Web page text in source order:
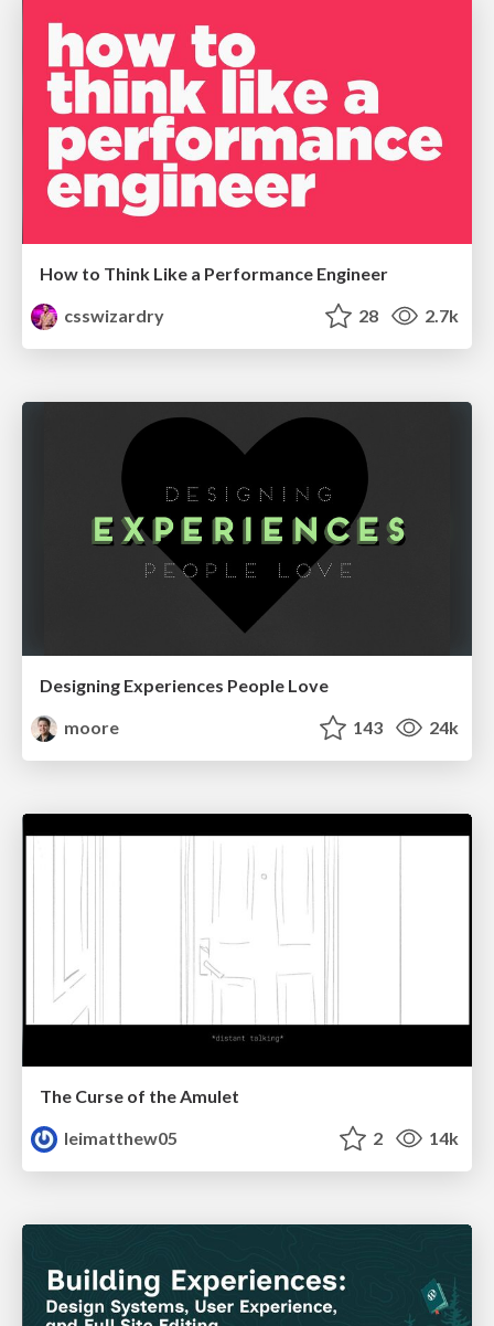
How to Think Like a Performance Engineer
csswizardry
28 2.7k
Designing Experiences People Love
moore
143 24k
The Curse of the Amulet
leimatthew05
2 14k